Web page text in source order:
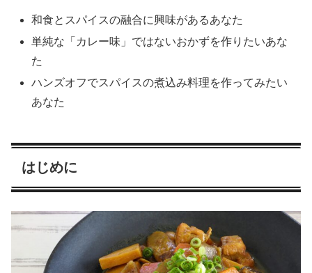
和食とスパイスの融合に興味があるあなた
単純な「カレー味」ではないおかずを作りたいあな
た
ハンズオフでスパイスの煮込み料理を作ってみたい
あなた
はじめに